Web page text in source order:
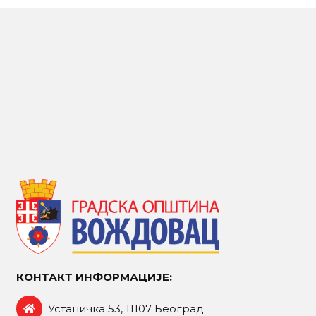
КОНТАКТ ИНФОРМАЦИЈЕ:
Устаничка 53, 11107 Београд